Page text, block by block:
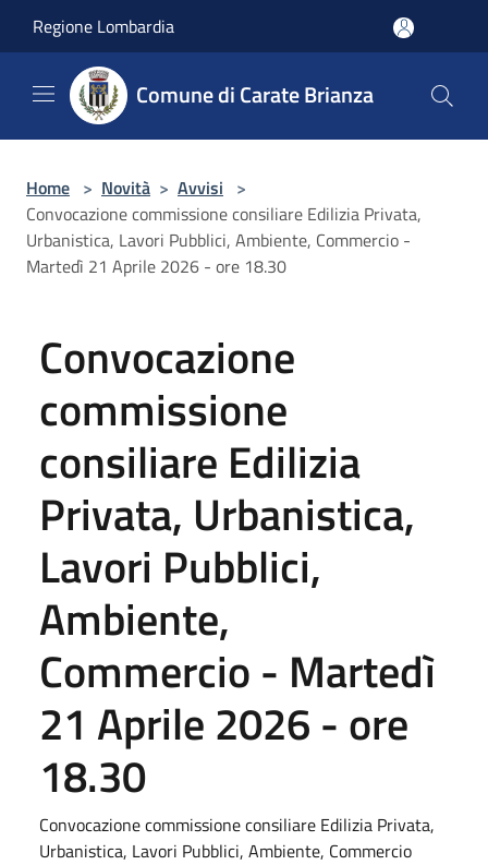
Regione Lombardia
Comune di Carate Brianza
Home > Novità > Avvisi >
Convocazione commissione consiliare Edilizia Privata,
Urbanistica, Lavori Pubblici, Ambiente, Commercio -
Martedì 21 Aprile 2026 - ore 18.30
Convocazione
commissione
consiliare Edilizia
Privata, Urbanistica,
Lavori Pubblici,
Ambiente,
Commercio - Martedì
21 Aprile 2026 - ore
18.30
Convocazione commissione consiliare Edilizia Privata,
Urbanistica, Lavori Pubblici, Ambiente, Commercio